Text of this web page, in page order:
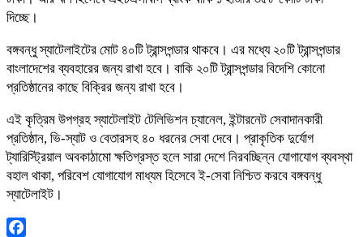
দিচ্ছে।
বঙ্গবন্ধু স্যাটেলাইটের মোট ৪০টি ট্রান্সপন্ডার থাকবে। এর মধ্যে ২০টি ট্রান্সপন্ডার
বাংলাদেশের ব্যবহারের জন্য রাখা হবে। বাকি ২০টি ট্রান্সপন্ডার বিদেশি কোনো
প্রতিষ্ঠানের কাছে বিক্রির জন্য রাখা হবে।
এই কৃত্রিম উপগ্রহ স্যাটেলাইট টেলিভিশন চ্যানেল, ইন্টারনেট সেবাদানকারী
প্রতিষ্ঠান, ভি-স্যাট ও বেতারসহ ৪০ ধরনের সেবা দেবে। প্রাকৃতিক দুর্যোগ
ট্যারিস্ট্রিয়াল অবকাঠামো ক্ষতিগ্রস্ত হলে সারা দেশে নিরবচ্ছিন্ন যোগাযোগ ব্যবস্থা
বহাল থাকা, পরিবেশ যোগাযোগ মাধ্যম হিসেবে ই-সেবা নিশ্চিত করবে বঙ্গবন্ধু
স্যাটেলাইট।